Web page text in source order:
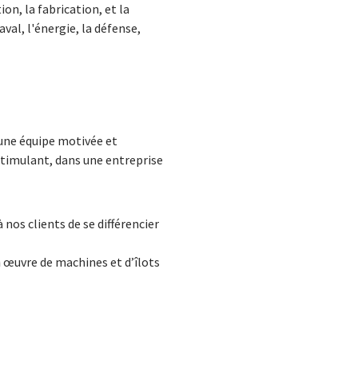
la fabrication, et la
l'énergie, la défense,
équipe motivée et
dans une entreprise
clients de se différencier
de machines et d’îlots